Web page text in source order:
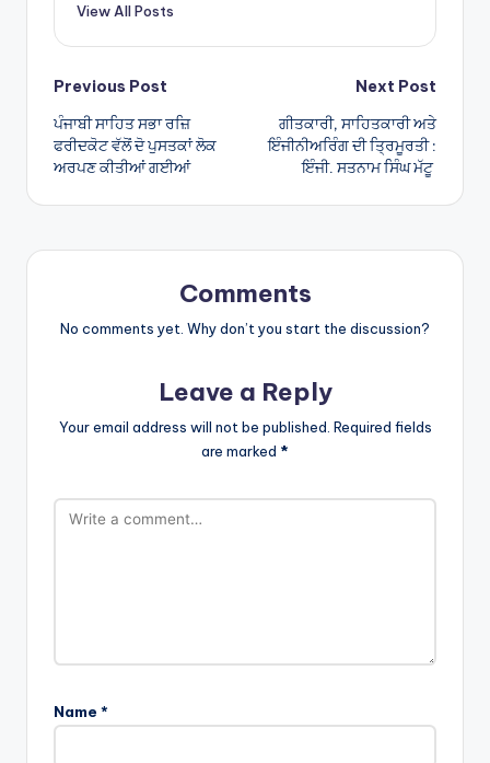
p
View All Posts
Post
navigation
Previous Post
ਪੰਜਾਬੀ ਸਾਹਿਤ ਸਭਾ ਰਜ਼ਿ
ਫਰੀਦਕੋਟ ਵੱਲੋਂ ਦੋ ਪੁਸਤਕਾਂ ਲੋਕ
ਅਰਪਣ ਕੀਤੀਆਂ ਗਈਆਂ
Next Post
ਗੀਤਕਾਰੀ, ਸਾਹਿਤਕਾਰੀ ਅਤੇ
ਇੰਜੀਨੀਅਰਿੰਗ ਦੀ ਤ੍ਰਿਮੂਰਤੀ :
ਇੰਜੀ. ਸਤਨਾਮ ਸਿੰਘ ਮੱਟੂ
Comments
No comments yet. Why don’t you start the discussion?
Leave a Reply
Your email address will not be published. Required fields
are marked *
Name *